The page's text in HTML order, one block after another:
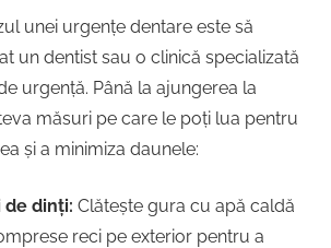
unei urgențe dentare este să
un dentist sau o clinică specializată
urgență. Până la ajungerea la
măsuri pe care le poți lua pentru
și a minimiza daunele:
de dinți: Clătește gura cu apă caldă
reci pe exterior pentru a